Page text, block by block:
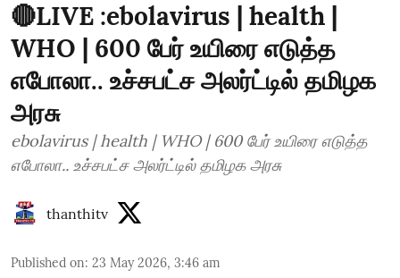
🔴LIVE :ebolavirus | health |
WHO | 600 பேர் உயிரை எடுத்த
எபோலா.. உச்சபட்ச அலர்ட்டில் தமிழக
அரசு
ebolavirus | health | WHO | 600 பேர் உயிரை எடுத்த
எபோலா.. உச்சபட்ச அலர்ட்டில் தமிழக அரசு
thanthitv
Published on: 23 May 2026, 3:46 am